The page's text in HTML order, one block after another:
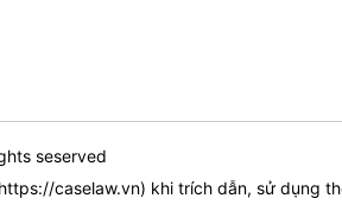
seserved
https://caselaw.vn) khi trích dẫn, sử dụng